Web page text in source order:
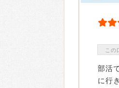
この
部活
に行